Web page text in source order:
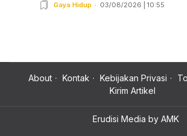
Gaya Hidup 03/08/2026 | 10:55
About Kontak Kebijakan Privasi
Kirim Artikel
Erudisi Media by AMK